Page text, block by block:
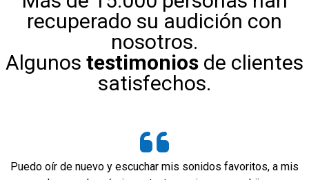
recuperado su audición con
nosotros.
Algunos testimonios de clientes
satisfechos.
Puedo oír de nuevo y escuchar mis sonidos favoritos, a mis